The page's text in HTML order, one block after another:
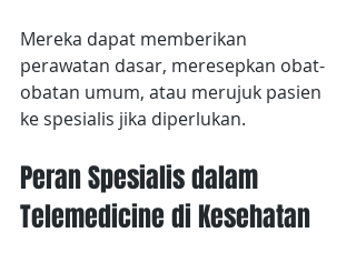
Mereka dapat memberikan
perawatan dasar, meresepkan obat-
obatan umum, atau merujuk pasien
ke spesialis jika diperlukan.
Peran Spesialis dalam
Telemedicine di Kesehatan